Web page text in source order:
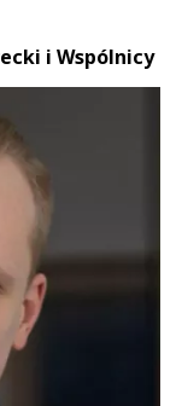
i Wspólnicy